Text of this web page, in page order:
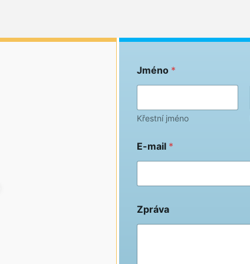
Jméno *
Křestní jméno
E-mail *
Zpráva